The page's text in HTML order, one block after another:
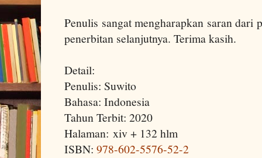
Penulis sangat mengharapkan saran dari
penerbitan selanjutnya. Terima kasih.
Detail:
Penulis: Suwito
Bahasa: Indonesia
Tahun Terbit: 2020
Halaman: xiv + 132 hlm
ISBN: 978-602-5576-52-2